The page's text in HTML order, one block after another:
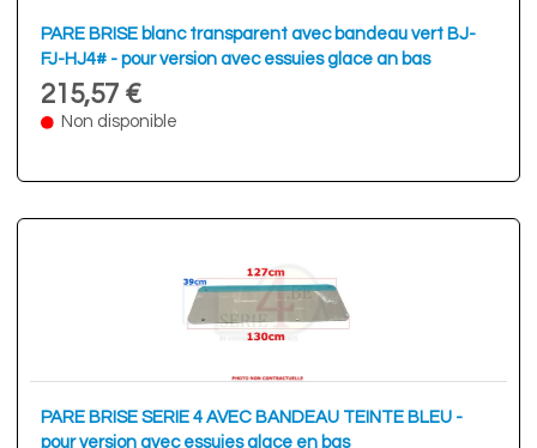
PARE BRISE blanc transparent avec bandeau vert BJ-
FJ-HJ4# - pour version avec essuies glace an bas
215,57 €
Non disponible
PARE BRISE SERIE 4 AVEC BANDEAU TEINTE BLEU -
pour version avec essuies glace en bas